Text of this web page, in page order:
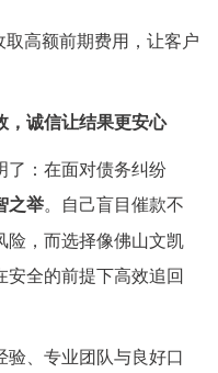
高额前期费用，让客户
，诚信让结果更安心
：在面对债务纠纷
之举。自己盲目催款不
险，而选择像佛山文凯
安全的前提下高效追回
、专业团队与良好口